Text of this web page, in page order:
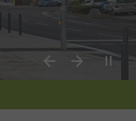
PreviousNext